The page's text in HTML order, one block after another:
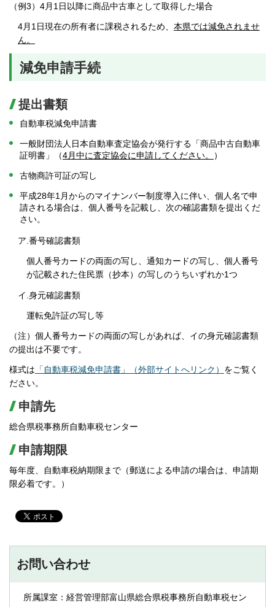
（例3）4月1日以降に商品中古車として取得した場合
4月1日現在の所有者に課税されるため、 本県では減免されませ
ん。
減免申請手続
提出書類
自動車税減免申請書
一般財団法人日本自動車査定協会が発行する「商品中古自動車
証明書」（4月中に査定協会に申請してください。 ）
古物商許可証の写し
平成28年1月からのマイナンバー制度導入に伴い、個人名で申
請される場合は、個人番号を記載し、次の確認書類を提出くだ
さい。
ア.番号確認書類
個人番号カードの両面の写し、通知カードの写し、個人番号
が記載された住民票（抄本）の写しのうちいずれか1つ
イ.身元確認書類
運転免許証の写し等
（注）個人番号カードの両面の写しがあれば、イの身元確認書類
の提出は不要です。
様式は 「自動車税減免申請書」（外部サイトへリンク） をご覧く
ださい。
申請先
総合県税事務所自動車税センター
申請期限
毎年度、自動車税納期限まで（郵送による申請の場合は、申請期
限必着です。）
お問い合わせ
所属課室：経営管理部富山県総合県税事務所自動車税セン